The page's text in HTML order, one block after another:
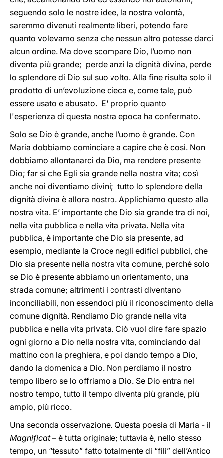
seguendo solo le nostre idee, la nostra volontà,
saremmo divenuti realmente liberi, potendo fare
quanto volevamo senza che nessun altro potesse darci
alcun ordine. Ma dove scompare Dio, l’uomo non
diventa più grande; perde anzi la dignità divina, perde
lo splendore di Dio sul suo volto. Alla fine risulta solo il
prodotto di un’evoluzione cieca e, come tale, può
essere usato e abusato. E' proprio quanto
l'esperienza di questa nostra epoca ha confermato.
Solo se Dio è grande, anche l’uomo è grande. Con
Maria dobbiamo cominciare a capire che è così. Non
dobbiamo allontanarci da Dio, ma rendere presente
Dio; far sì che Egli sia grande nella nostra vita; così
anche noi diventiamo divini; tutto lo splendore della
dignità divina è allora nostro. Applichiamo questo alla
nostra vita. E’ importante che Dio sia grande tra di noi,
nella vita pubblica e nella vita privata. Nella vita
pubblica, è importante che Dio sia presente, ad
esempio, mediante la Croce negli edifici pubblici, che
Dio sia presente nella nostra vita comune, perché solo
se Dio è presente abbiamo un orientamento, una
strada comune; altrimenti i contrasti diventano
inconciliabili, non essendoci più il riconoscimento della
comune dignità. Rendiamo Dio grande nella vita
pubblica e nella vita privata. Ciò vuol dire fare spazio
ogni giorno a Dio nella nostra vita, cominciando dal
mattino con la preghiera, e poi dando tempo a Dio,
dando la domenica a Dio. Non perdiamo il nostro
tempo libero se lo offriamo a Dio. Se Dio entra nel
nostro tempo, tutto il tempo diventa più grande, più
ampio, più ricco.
Una seconda osservazione. Questa poesia di Maria - il
Magnificat– è tutta originale; tuttavia è, nello stesso
tempo, un “tessuto” fatto totalmente di “fili” dell’Antico